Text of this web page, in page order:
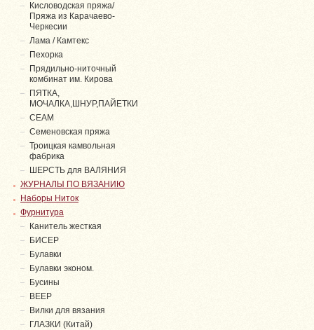
Кисловодская пряжа/
Пряжа из Карачаево-
Черкесии
Лама / Камтекс
Пехорка
Прядильно-ниточный
комбинат им. Кирова
ПЯТКА,
МОЧАЛКА,ШНУР,ПАЙЕТКИ
СЕАМ
Семеновская пряжа
Троицкая камвольная
фабрика
ШЕРСТЬ для ВАЛЯНИЯ
ЖУРНАЛЫ ПО ВЯЗАНИЮ
Наборы Ниток
Фурнитура
Канитель жесткая
БИСЕР
Булавки
Булавки эконом.
Бусины
ВЕЕР
Вилки для вязания
ГЛАЗКИ (Китай)